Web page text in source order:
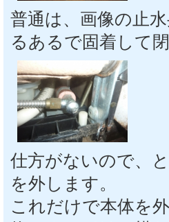
普通は、画像の止
るあるで固着して
仕方がないので、
を外します。
これだけで本体を